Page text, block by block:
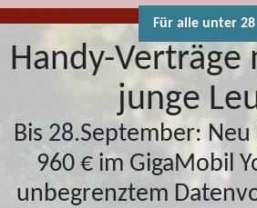
Handy-Verträge
junge
Bis 28.September: Neu
960 € im GigaMobil
unbegrenztem
Für alle unter 28